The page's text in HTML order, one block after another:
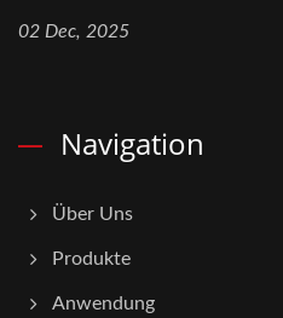
02 Dec, 2025
Navigation
Über Uns
Produkte
Anwendung